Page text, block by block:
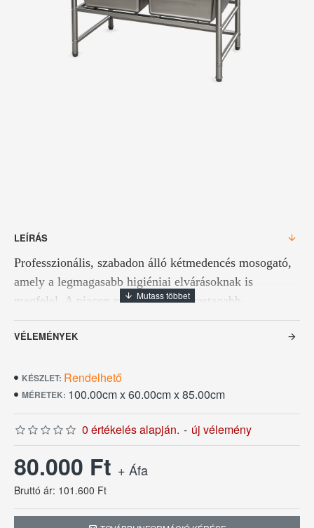
LEÍRÁS
Professzionális, szabadon álló kétmedencés mosogató,
amely a legmagasabb higiéniai elvárásoknak is
megfelel. A piacon megszokottnál vastagabb
anyaghasználat és a mélyített medencék alkalmassá
teszik nagyméretű edények, tepsik és konyhai eszközök
Összeszerelést igényel!
Anyagvastagság: 1.2 mm
Rozsdamentes acélból készült
Hátsó felhajtással
VÉLEMÉNYEK
KÉSZLET: Rendelhető
MÉRETEK: 100.00cm x 60.00cm x 85.00cm
0 értékelés alapján. - új vélemény
80.000 Ft + Áfa
Bruttó ár: 101.600 Ft